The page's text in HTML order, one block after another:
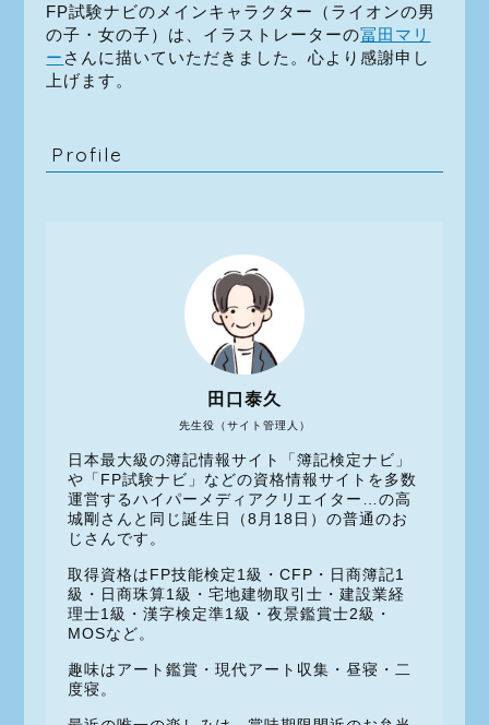
FP試験ナビのメインキャラクター（ライオンの男
の子・女の子）は、イラストレーターの冨田マリ
ー さんに描いていただきました。心より感謝申し
上げます。
Profile
先生役（サイト管理人）
田口泰久
日本最大級の簿記情報サイト「簿記検定ナビ」
や「FP試験ナビ」などの資格情報サイトを多数
運営するハイパーメディアクリエイター…の高
城剛さんと同じ誕生日（8月18日）の普通のお
じさんです。
取得資格はFP技能検定1級・CFP・日商簿記1
級・日商珠算1級・宅地建物取引士・建設業経
理士1級・漢字検定準1級・夜景鑑賞士2級・
MOSなど。
趣味はアート鑑賞・現代アート収集・昼寝・二
度寝。